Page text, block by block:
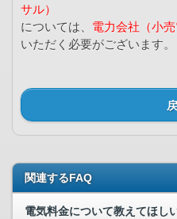
サル）
については、 電力会社（小
いただく必要がございます。
関連するFAQ
電気料金について教えてほし